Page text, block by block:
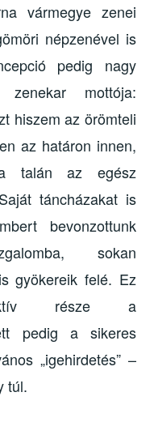
vármegye zenei
népzenével is
pedig nagy
mottója:
hiszem az örömteli
az határon innen,
talán az egész
táncházakat is
bevonzottunk
sokan
gyökereik felé. Ez
része a
pedig a sikeres
„igehirdetés” –
túl.